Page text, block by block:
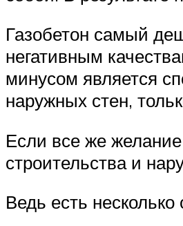
Газобетон самый
негативным
минусом является
наружных стен,
Если все же желание
строительства и
Ведь есть